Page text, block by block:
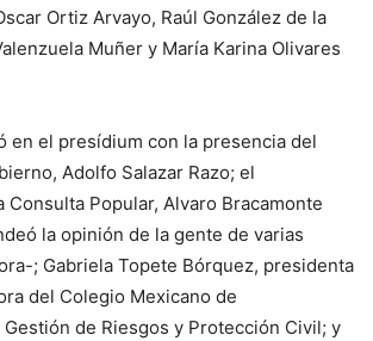
Ortiz Arvayo, Raúl González de la
Muñer y María Karina Olivares
en el presídium con la presencia del
Adolfo Salazar Razo; el
Consulta Popular, Alvaro Bracamonte
la opinión de la gente de varias
; Gabriela Topete Bórquez, presidenta
del Colegio Mexicano de
de Riesgos y Protección Civil; y